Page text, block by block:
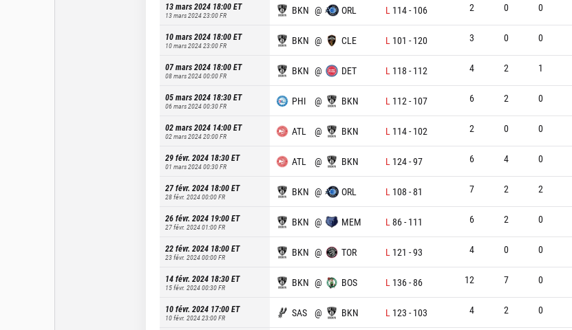
13 mars 2024 18:00ET
13 mars 2024 23:00FR BKN @ ORL L 114- 106 2 0 0
10 mars 2024 18:00ET
10 mars 2024 23:00FR BKN @ CLE L 101 - 120 3 0 0
07 mars 2024 18:00ET
08 mars 2024 00:00FR BKN @ DET L 118 - 112 4 2 1
05 mars 2024 18:30ET
06 mars 2024 00:30FR PHI @ BKN L 112 - 107 6 2 0
02 mars 2024 14:00ET
02 mars 2024 20:00FR ATL @ BKN L 114- 102 2 0 0
29 févr. 2024 18:30ET
01 mars 2024 00:30FR ATL @ BKN L 124-97 6 4 0
27 févr. 2024 18:00ET
28 févr. 2024 00:00FR BKN @ ORL L 108 -81 7 2 2
26 févr. 2024 19:00ET
27 févr. 2024 01:00FR BKN @ MEM L 86- 111 6 2 0
22 févr. 2024 18:00ET
23 févr. 2024 00:00FR BKN @ TOR L 121 -93 4 0 0
14 févr. 2024 18:30ET
15 févr. 2024 00:30FR BKN @ BOS L 136-86 12 7 0
10 févr. 2024 17:00ET
10 févr. 2024 23:00FR SAS @ BKN L 123 - 103 4 2 0